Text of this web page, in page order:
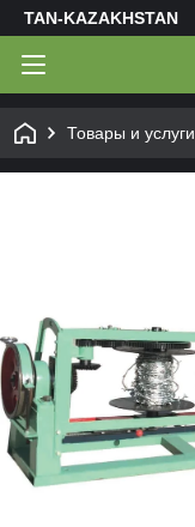
TAN-KAZAKHSTAN
Товары и услуги